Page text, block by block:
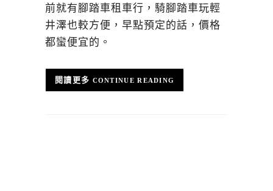
前就有腳踏車租車行，騎腳踏車玩輕
井澤也較方便，早點預定的話，價格
都蠻便宜的。
CONTINUE READING